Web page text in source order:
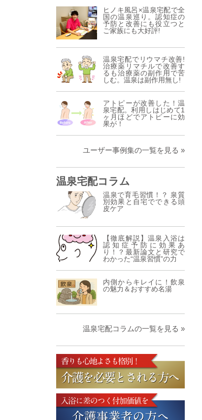
ヒノキ風呂×温泉宅配で全
国の温泉巡り。認知症の
予防と改善にも役立つと
ご家族にも大好評!
温泉宅配でリウマチ改善!
治療薬リマチルで改善す
るも治療薬の副作用で苦
しむ。温泉は副作用無し!
アトピーが改善した！温
泉宅配。利用しはじめて1
ヶ月ほどでアトピーに効
果が！
ユーザー事例集の一覧を見る »
温泉宅配コラム
温泉で育毛習慣！？ 泉質
別効果と自宅でできる頭
皮ケア
【徹底解説】温泉入浴は
認知症予防に効果あ
り！？最新論文と研究で
わかった“温泉習慣”の力
内側からキレイに！飲泉
の魅力＆おすすめ名湯
温泉宅配コラムの一覧を見る »